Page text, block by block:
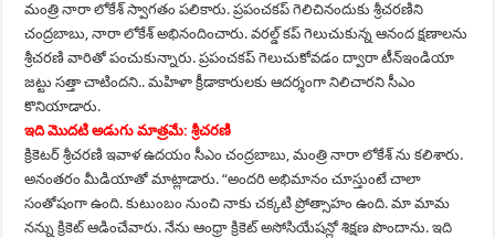
మంత్రి నారా లోకేశ్ స్వాగతం పలికారు. ప్రపంచకప్ గెలిచినందుకు శ్రీచరణిని
చంద్రబాబు, నారా లోకేశ్ అభినందించారు. వరల్డ్ కప్ గెలుచుకున్న ఆనంద క్షణాలను
శ్రీచరణి వారితో పంచుకున్నారు. ప్రపంచకప్ గెలుచుకోవడం ద్వారా టీన్ఇండియా
జట్టు సత్తా చాటిందని.. మహిళా క్రీడాకారులకు ఆదర్శంగా నిలిచారని సీఎం
కొనియాడారు.
ఇది మొదటి అడుగు మాత్రమే: శ్రీచరణి
క్రికెటర్ శ్రీచరణి ఇవాళ ఉదయం సీఎం చంద్రబాబు, మంత్రి నారా లోకేశ్ ను కలిశారు.
అనంతరం మీడియాతో మాట్లాడారు. “అందరి అభిమానం చూస్తుంటే చాలా
సంతోషంగా ఉంది. కుటుంబం నుంచి నాకు చక్కటి ప్రోత్సాహం ఉంది. మా మామ
నన్ను క్రికెట్ ఆడించేవారు. నేను ఆంధ్రా క్రికెట్ అసోసియేషన్లో శిక్షణ పొందాను. ఇది